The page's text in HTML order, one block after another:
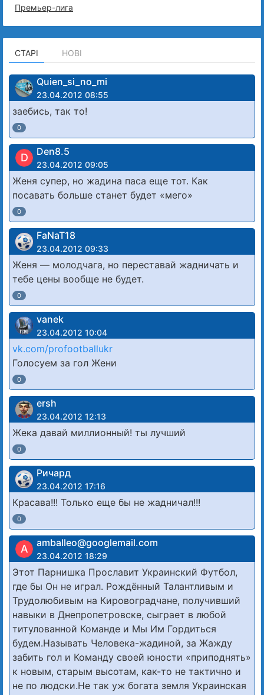
Премьер-лига
СТАРІ НОВІ
Quien_si_no_mi
23.04.2012 08:55
заебись, так то!
0
D Den8.5
23.04.2012 09:05
Женя супер, но жадина паса еще тот. Как
посавать больше станет будет «мего»
0
FaNaT18
23.04.2012 09:33
Женя — молодчага, но переставай жадничать и
тебе цены вообще не будет.
0
vanek
23.04.2012 10:04
vk.com/profootballukr
Голосуем за гол Жени
0
ersh
23.04.2012 12:13
Жека давай миллионный! ты лучший
0
Ричард
23.04.2012 17:16
Красава!!! Только еще бы не жадничал!!!
0
A amballeo@googlemail.com
23.04.2012 18:29
Этот Парнишка Прославит Украинский Футбол,
где бы Он не играл. Рождённый Талантливым и
Трудолюбивым на Кировоградчане, получивший
навыки в Днепропетровске, сыграет в любой
титулованной Команде и Мы Им Гордиться
будем.Называть Человека-жадиной, за Жажду
забить гол и Команду своей юности «приподнять»
к новым, старым высотам, как-то не тактично и
не по людски.Не так уж богата земля Украинская